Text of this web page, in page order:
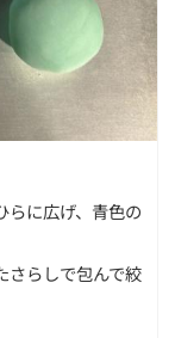
らに広げ、青色の
さらしで包んで絞